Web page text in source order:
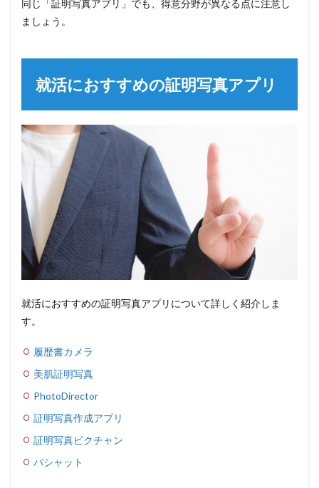
同じ「証明写真アプリ」でも、得意分野が異なる点に注意し
ましょう。
就活におすすめの証明写真アプリ
就活におすすめの証明写真アプリについて詳しく紹介しま
す。
履歴書カメラ
美肌証明写真
PhotoDirector
証明写真作成アプリ
証明写真ピクチャン
パシャット